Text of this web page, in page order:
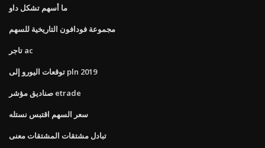
ما أسهم تشكل داو
مجموعة فودافون التاريخية للسهم
تاجر ac
توقعات اليورو إلى pln 2019
صناديق مؤشر etrade
سعر السهم اقتبس نستله
تبادل مشتقات المشتقات معنى